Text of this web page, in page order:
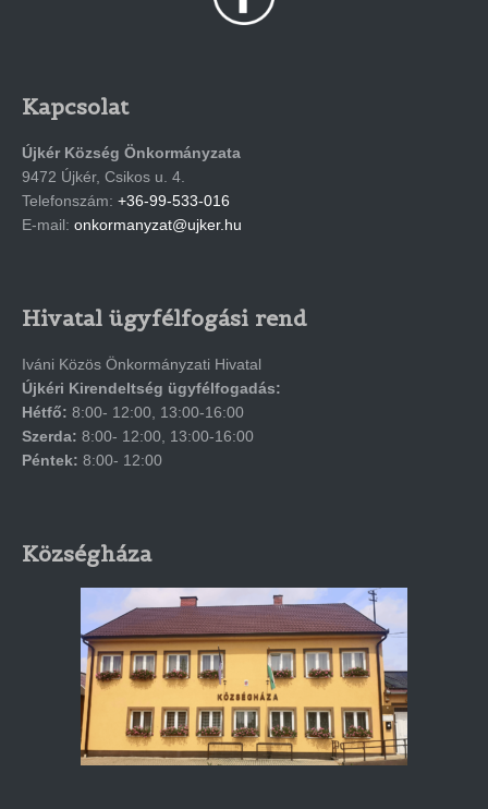
Kapcsolat
Újkér Község Önkormányzata
9472 Újkér, Csikos u. 4.
Telefonszám: +36-99-533-016
E-mail: onkormanyzat@ujker.hu
Hivatal ügyfélfogási rend
Iváni Közös Önkormányzati Hivatal
Újkéri Kirendeltség ügyfélfogadás:
Hétfő: 8:00- 12:00, 13:00-16:00
Szerda: 8:00- 12:00, 13:00-16:00
Péntek: 8:00- 12:00
Községháza